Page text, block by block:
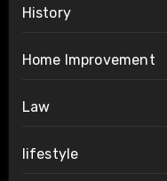
History
Home Improvement
Law
lifestyle